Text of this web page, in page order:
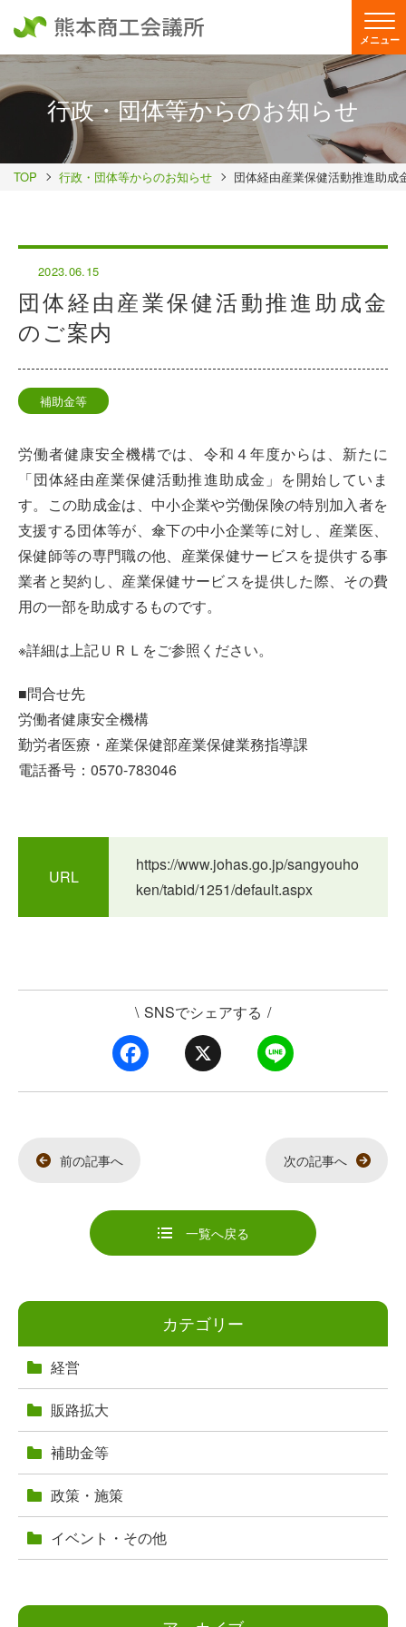
メニュー
行政・団体等からのお知らせ
TOP 行政・団体等からのお知らせ 団体経由産業保健活動推進助成
2023.06.15
団体経由産業保健活動推進助成金
のご案内
補助金等
労働者健康安全機構では、令和４年度からは、新たに
「団体経由産業保健活動推進助成金」を開始していま
す。この助成金は、中小企業や労働保険の特別加入者を
支援する団体等が、傘下の中小企業等に対し、産業医、
保健師等の専門職の他、産業保健サービスを提供する事
業者と契約し、産業保健サービスを提供した際、その費
用の一部を助成するものです。
※詳細は上記ＵＲＬをご参照ください。
■問合せ先
労働者健康安全機構
勤労者医療・産業保健部産業保健業務指導課
電話番号：0570-783046
URL
https://www.johas.go.jp/sangyouho
ken/tabid/1251/default.aspx
\ SNSでシェアする /
前の記事へ 次の記事へ
一覧へ戻る
カテゴリー
経営
販路拡大
補助金等
政策・施策
イベント・その他